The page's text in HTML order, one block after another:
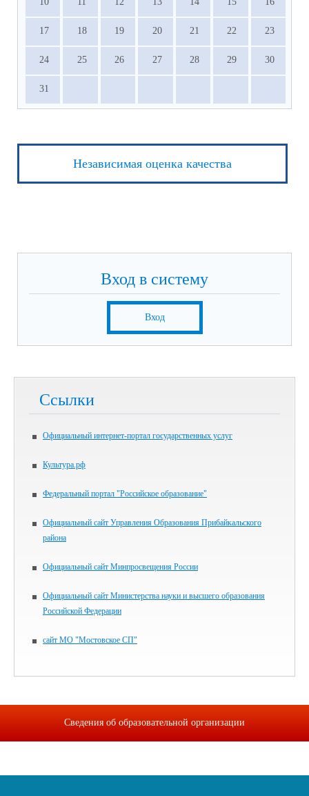
17 18 19 20 21 22 23
24 25 26 27 28 29 30
31
Независимая оценка качества
Вход в систему
Вход
Ссылки
Официальный интернет-портал государственных услуг
Культура.рф
Федеральный портал "Российское образование"
Официальный сайт Управления Образования Прибайкальского
района
Официальный сайт Минпросвещения России
Официальный сайт Министерства науки и высшего образования
Российской Федерации
сайт МО "Мостовское СП"
Сведения об образовательной организации